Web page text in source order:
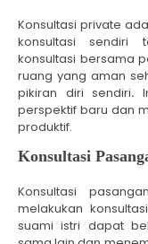
Konsultasi private
konsultasi sendiri
konsultasi bersama
ruang yang aman
pikiran diri sendiri.
perspektif baru dan
produktif.
Konsultasi
Konsultasi
melakukan
suami istri dapat